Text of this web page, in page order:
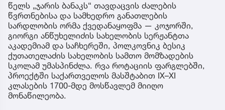
წელს „ჯარის ბანაკს“ თავდაცვის ძალების
წვრთნებისა და სამხედრო განათლების
სარდლობის ორმა ქვედანაყოფმა — კოჯორში,
გიორგი ანწუხელიძის სახელობის სერჟანტთა
აკადემიამ და საჩხერეში, პოლკოვნიკ ბესიკ
ქუთათელაძის სახელობის სამთო მომზადების
სკოლამ უმასპინძლა. რვა როტაციის ფარგლებში,
პროექტში საქართველოს მასშტაბით IX–XI
კლასების 1700-მდე მოსწავლემ მიიღო
მონაწილეობა.